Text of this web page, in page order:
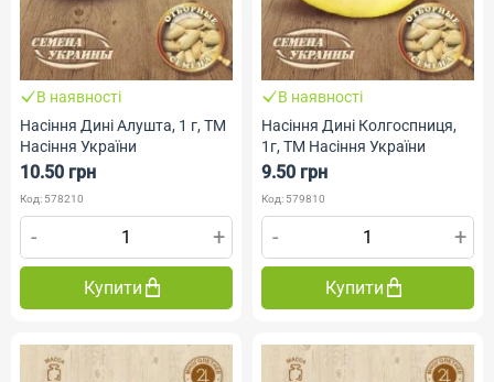
В наявності
Насіння Дині Алушта, 1 г, ТМ
Насіння України
10.50 грн
Код: 578210
- +
Купити
В наявності
Насіння Дині Колгоспниця,
1г, ТМ Насіння України
9.50 грн
Код: 579810
- +
Купити